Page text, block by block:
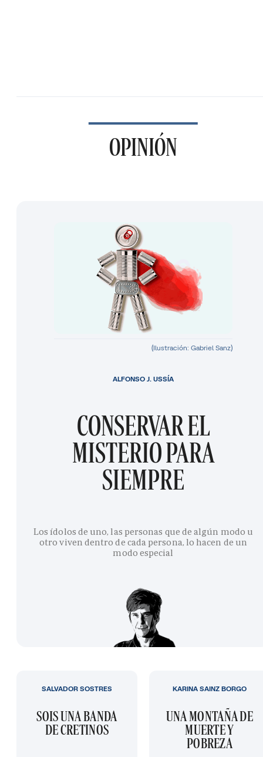
OPINIÓN
(Ilustración: Gabriel Sanz)
CONSERVAR EL
MISTERIO PARA
SIEMPRE
Los ídolos de uno, las personas que de algún modo u
otro viven dentro de cada persona, lo hacen de un
modo especial
ALFONSO J. USSÍA
SOIS UNA BANDA
DE CRETINOS
SALVADOR SOSTRES
UNA MONTAÑA DE
MUERTE Y
POBREZA
KARINA SAINZ BORGO